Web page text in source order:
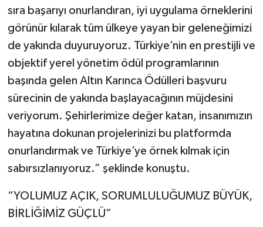
sıra başarıyı onurlandıran, iyi uygulama örneklerini
görünür kılarak tüm ülkeye yayan bir geleneğimizi
de yakında duyuruyoruz. Türkiye’nin en prestijli ve
objektif yerel yönetim ödül programlarının
başında gelen Altın Karınca Ödülleri başvuru
sürecinin de yakında başlayacağının müjdesini
veriyorum. Şehirlerimize değer katan, insanımızın
hayatına dokunan projelerinizi bu platformda
onurlandırmak ve Türkiye’ye örnek kılmak için
sabırsızlanıyoruz.” şeklinde konuştu.
“YOLUMUZ AÇIK, SORUMLULUĞUMUZ BÜYÜK,
BİRLİĞİMİZ GÜÇLÜ”